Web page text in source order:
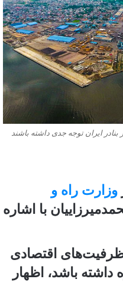
ایران توجه جدی داشته باشند
وزارت راه و
با اشاره
اقتصادی
داشته باشد، اظهار